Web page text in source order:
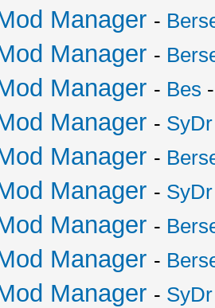
Manager -
Manager -
Manager - Bes
Manager - SyDr
Manager -
Manager - SyDr
Manager -
Manager -
Manager - SyDr